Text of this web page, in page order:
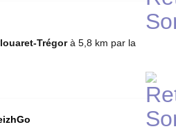
Trégorà 5,8 km par la